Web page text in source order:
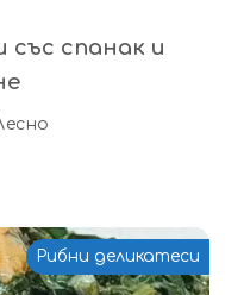
спанак и
Рибни деликатеси